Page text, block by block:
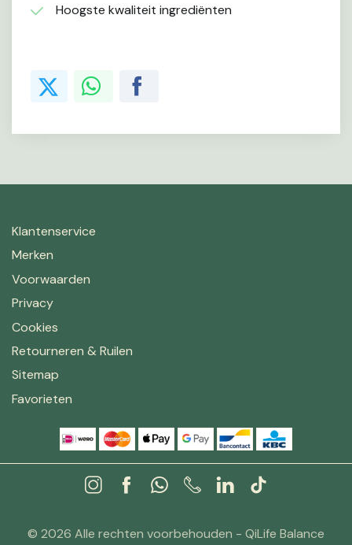
Hoogste kwaliteit ingrediënten
Klantenservice
Merken
Voorwaarden
Privacy
Cookies
Retourneren & Ruilen
Sitemap
Favorieten
© 2026 Alle rechten voorbehouden - QiLife Balance